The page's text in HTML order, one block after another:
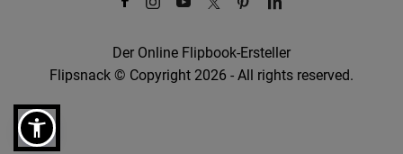
Der Online Flipbook-Ersteller
Flipsnack © Copyright 2026 - All rights reserved.